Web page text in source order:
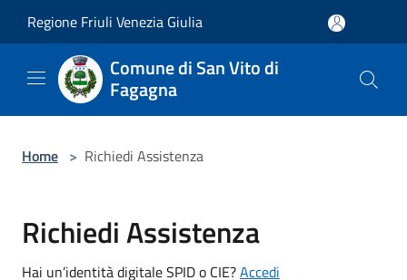
Regione Friuli Venezia Giulia
Comune di San Vito di
Fagagna
Home > Richiedi Assistenza
Richiedi Assistenza
Hai un’identità digitale SPID o CIE?Accedi